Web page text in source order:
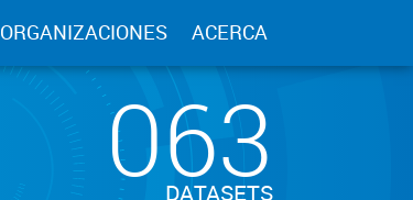
ORGANIZACIONES ACERCA
063
DATASETS